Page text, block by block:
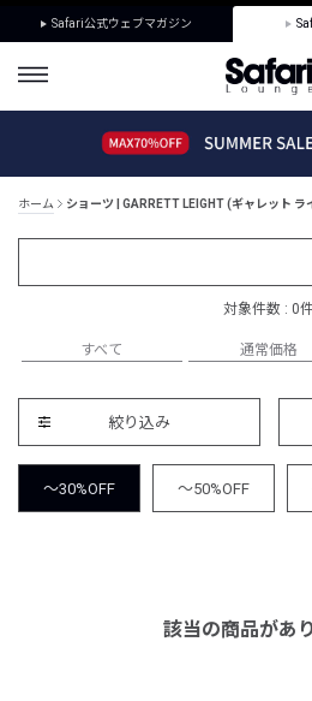
Safari公式ウェブマガジン
ホーム ショーツ | GARRETT LEIGHT (ギャレット ラ
対象件数 : 0
すべて 通常価格
絞り込み
～30%OFF ～50%OFF
該当の商品があ